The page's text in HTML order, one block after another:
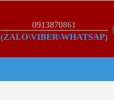
0913870861
(ZALO\VIBER\WHATSAP)